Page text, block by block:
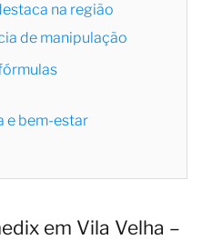
na região
de manipulação
e bem-estar
em Vila Velha –